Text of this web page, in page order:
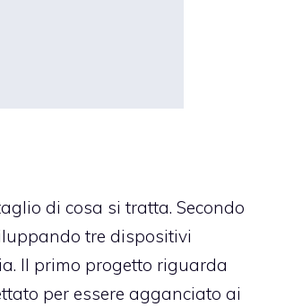
di cosa si tratta. Secondo
tre dispositivi
Il primo progetto riguarda
per essere agganciato ai